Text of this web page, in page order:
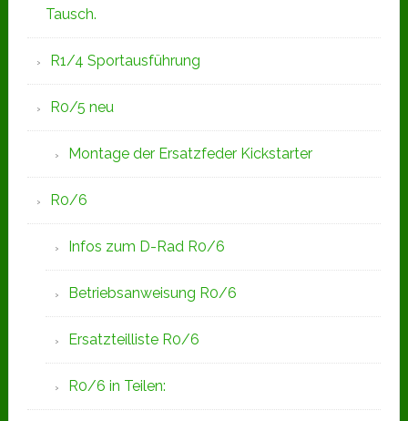
Tausch.
R1/4 Sportausführung
R0/5 neu
Montage der Ersatzfeder Kickstarter
R0/6
Infos zum D-Rad R0/6
Betriebsanweisung R0/6
Ersatzteilliste R0/6
R0/6 in Teilen: